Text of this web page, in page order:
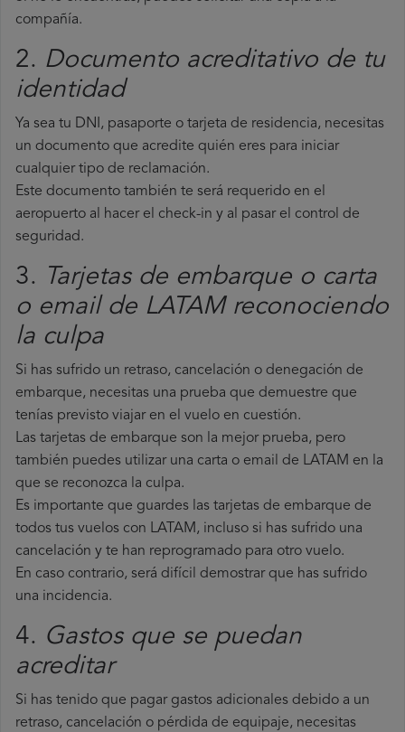
compañía.
2. Documento acreditativo de tu
identidad
Ya sea tu DNI, pasaporte o tarjeta de residencia, necesitas
un documento que acredite quién eres para iniciar
cualquier tipo de reclamación.
Este documento también te será requerido en el
aeropuerto al hacer el check-in y al pasar el control de
seguridad.
3.
Tarjetas de embarque o carta
o email de LATAM reconociendo
la culpa
Si has sufrido un retraso, cancelación o denegación de
embarque, necesitas una prueba que demuestre que
tenías previsto viajar en el vuelo en cuestión.
Las tarjetas de embarque son la mejor prueba, pero
también puedes utilizar una carta o email de LATAM en la
que se reconozca la culpa.
Es importante que guardes las tarjetas de embarque de
todos tus vuelos con LATAM, incluso si has sufrido una
cancelación y te han reprogramado para otro vuelo.
En caso contrario, será difícil demostrar que has sufrido
una incidencia.
4. Gastos que se puedan
acreditar
Si has tenido que pagar gastos adicionales debido a un
retraso, cancelación o pérdida de equipaje, necesitas